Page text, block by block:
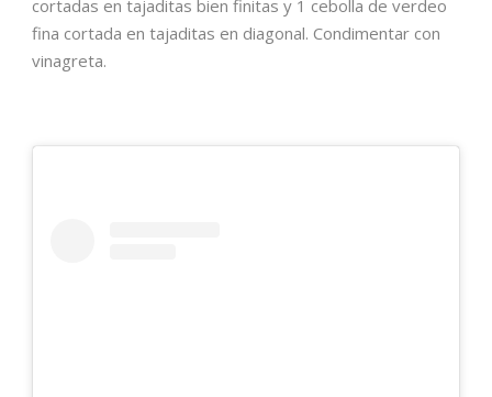
cortadas en tajaditas bien finitas y 1 cebolla de verdeo
fina cortada en tajaditas en diagonal. Condimentar con
vinagreta.